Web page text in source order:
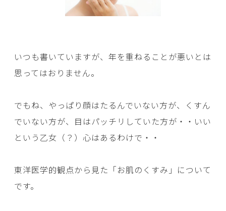
いつも書いていますが、年を重ねることが悪いとは
思ってはおりません。
でもね、やっぱり顔はたるんでいない方が、くすん
でいない方が、目はパッチリしていた方が・・いい
という乙女（？）心はあるわけで・・
東洋医学的観点から見た「お肌のくすみ」について
です。